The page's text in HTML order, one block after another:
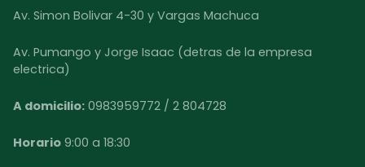
Av. Simon Bolivar 4-30 y Vargas Machuca
Av. Pumango y Jorge Isaac (detras de la empresa
electrica)
A domicilio: 0983959772 / 2 804728
Horario 9:00 a 18:30